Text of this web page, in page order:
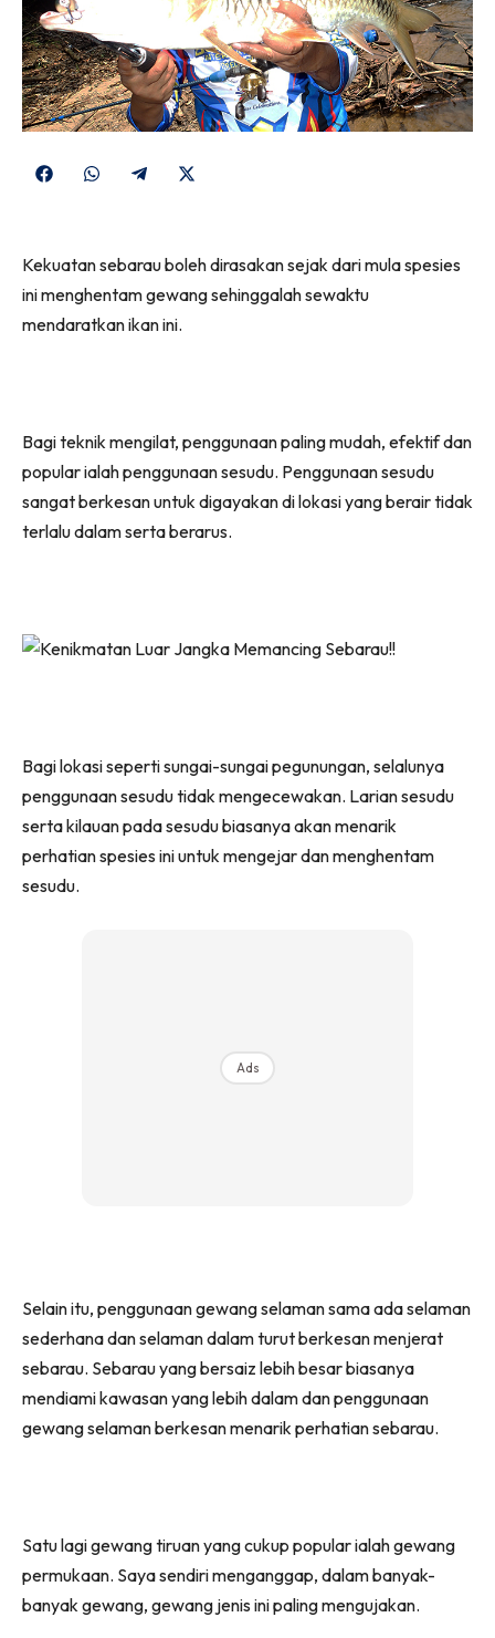
Share
Share
Share
(Twitter)
Kekuatan sebarau boleh dirasakan sejak dari mula spesies
ini menghentam gewang sehinggalah sewaktu
mendaratkan ikan ini.
Bagi teknik mengilat, penggunaan paling mudah, efektif dan
popular ialah penggunaan sesudu. Penggunaan sesudu
sangat berkesan untuk digayakan di lokasi yang berair tidak
terlalu dalam serta berarus.
Bagi lokasi seperti sungai-sungai pegunungan, selalunya
penggunaan sesudu tidak mengecewakan. Larian sesudu
serta kilauan pada sesudu biasanya akan menarik
perhatian spesies ini untuk mengejar dan menghentam
sesudu.
Ads
Selain itu, penggunaan gewang selaman sama ada selaman
sederhana dan selaman dalam turut berkesan menjerat
sebarau. Sebarau yang bersaiz lebih besar biasanya
mendiami kawasan yang lebih dalam dan penggunaan
gewang selaman berkesan menarik perhatian sebarau.
Satu lagi gewang tiruan yang cukup popular ialah gewang
permukaan. Saya sendiri menganggap, dalam banyak-
banyak gewang, gewang jenis ini paling mengujakan.